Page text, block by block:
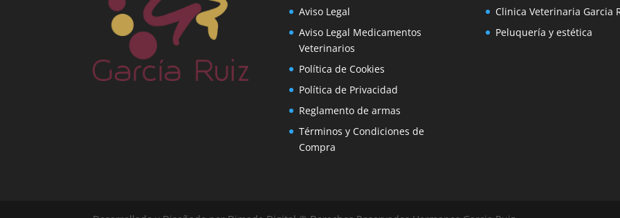
Aviso Legal
Aviso Legal Medicamentos
Veterinarios
Política de Cookies
Política de Privacidad
Reglamento de armas
Términos y Condiciones de
Compra
Clinica Veterinaria Garcia
Peluquería y estética